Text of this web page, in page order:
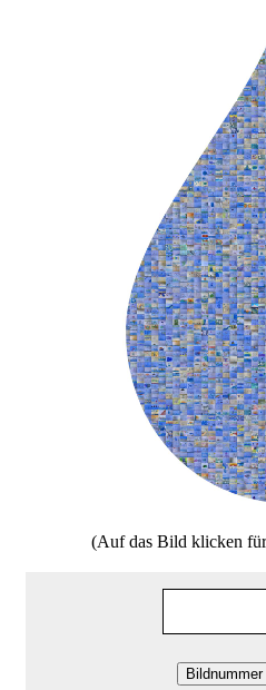
(Auf das Bild klicken